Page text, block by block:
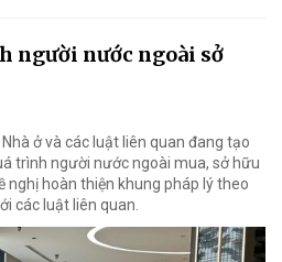
người nước ngoài sở
ở và các luật liên quan đang tạo
trình người nước ngoài mua, sở hữu
nghị hoàn thiện khung pháp lý theo
các luật liên quan.